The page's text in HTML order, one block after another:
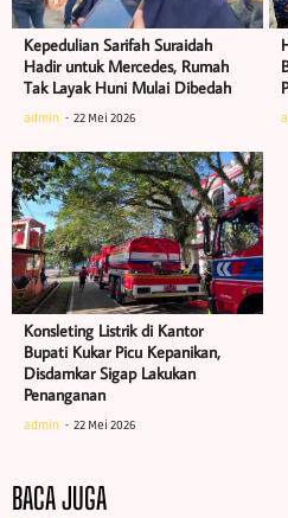
Kepedulian Sarifah Suraidah
Hadir untuk Mercedes, Rumah
Tak Layak Huni Mulai Dibedah
admin 22 Mei 2026
Konsleting Listrik di Kantor
Bupati Kukar Picu Kepanikan,
Disdamkar Sigap Lakukan
Penanganan
admin 22 Mei 2026
BACA JUGA